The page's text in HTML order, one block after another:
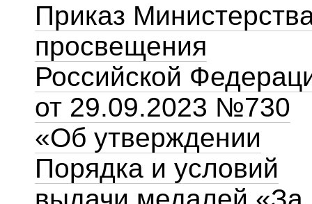
Приказ
просвещения
Российской
от 29.09.2023 №730
«Об утверждении
Порядка и условий